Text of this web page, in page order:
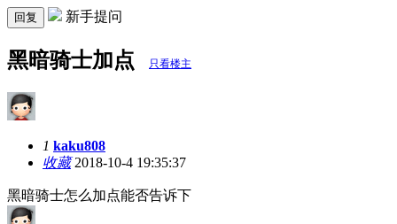
回复 新手提问
黑暗骑士加点 只看楼主
1 kaku808
收藏2018-10-4 19:35:37
黑暗骑士怎么加点能否告诉下